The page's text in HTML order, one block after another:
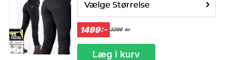
Vælge Størrelse
1499:- 3299 kr
Læg i kurv